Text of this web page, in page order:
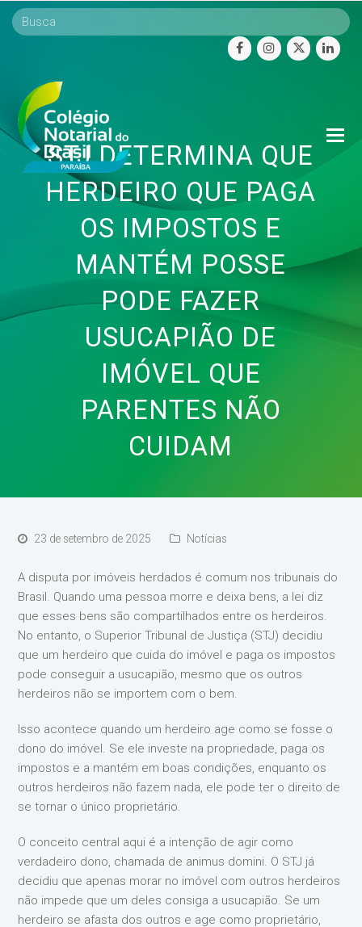
facebookinstagram
twitter
STJ DETERMINA QUE
HERDEIRO QUE PAGA
OS IMPOSTOS E
MANTÉM POSSE
PODE FAZER
USUCAPIÃO DE
IMÓVEL QUE
PARENTES NÃO
CUIDAM
23 de setembro de 2025 Notícias
A disputa por imóveis herdados é comum nos tribunais do
Brasil. Quando uma pessoa morre e deixa bens, a lei diz
que esses bens são compartilhados entre os herdeiros.
No entanto, o Superior Tribunal de Justiça (STJ) decidiu
que um herdeiro que cuida do imóvel e paga os impostos
pode conseguir a usucapião, mesmo que os outros
herdeiros não se importem com o bem.
Isso acontece quando um herdeiro age como se fosse o
dono do imóvel. Se ele investe na propriedade, paga os
impostos e a mantém em boas condições, enquanto os
outros herdeiros não fazem nada, ele pode ter o direito de
se tornar o único proprietário.
O conceito central aqui é a intenção de agir como
verdadeiro dono, chamada de animus domini. O STJ já
decidiu que apenas morar no imóvel com outros herdeiros
não impede que um deles consiga a usucapião. Se um
herdeiro se afasta dos outros e age como proprietário,